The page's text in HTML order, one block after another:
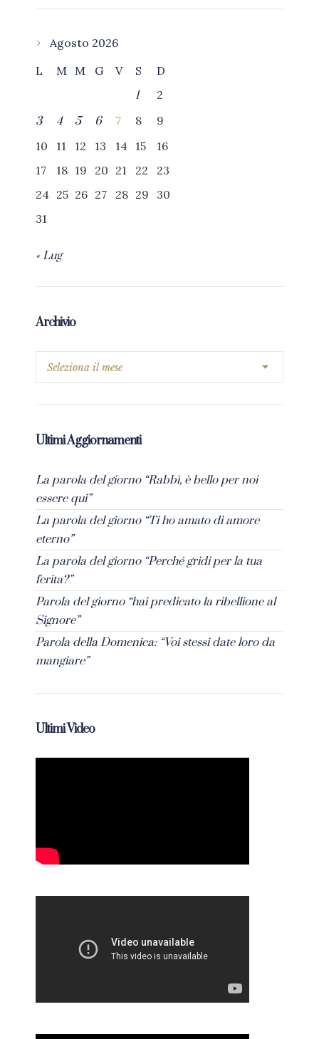
Agosto 2026
L
M M G V S
D
1
2
3
4 5 6 7 8
9
10
11 12 13 14 15
16
17
18 19 20 21 22
23
24 25 26 27 28 29
30
31
« Lug
Archivio
Ultimi Aggiornamenti
La parola del giorno “Rabbì, è bello per noi
essere qui”
La parola del giorno “Ti ho amato di amore
eterno”
La parola del giorno “Perché gridi per la tua
ferita?”
Parola del giorno “hai predicato la ribellione al
Signore”
Parola della Domenica: “Voi stessi date loro da
mangiare”
Ultimi Video